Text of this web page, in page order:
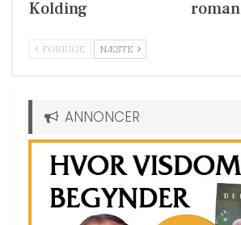
Kolding roman
FORRIGE NÆSTE
ANNONCER